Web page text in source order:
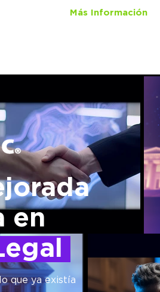
Más Información
en
que ya existía